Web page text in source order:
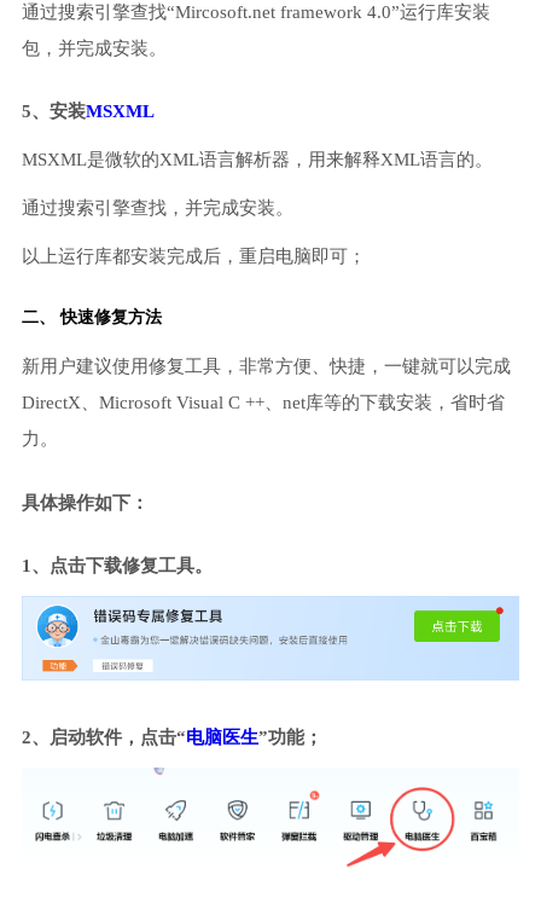
通过搜索引擎查找“Mircosoft.net framework 4.0”运行库安装
包，并完成安装。
5、安装MSXML
MSXML是微软的XML语言解析器，用来解释XML语言的。
通过搜索引擎查找，并完成安装。
以上运行库都安装完成后，重启电脑即可；
二、 快速修复方法
新用户建议使用修复工具，非常方便、快捷，一键就可以完成
DirectX、Microsoft Visual C ++、net库等的下载安装，省时省
力。
具体操作如下：
1、点击下载修复工具。
2、启动软件，点击“电脑医生”功能；